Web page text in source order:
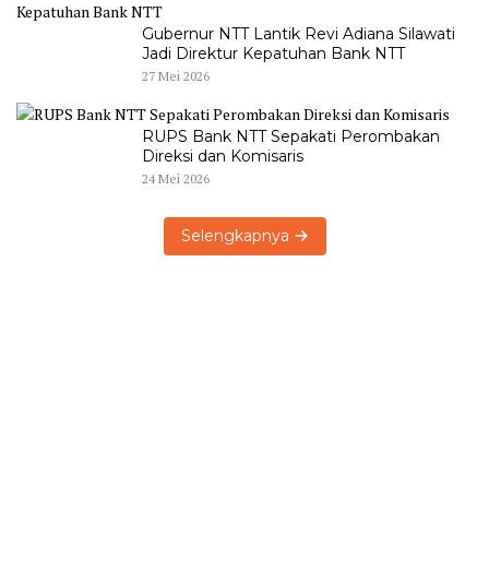
Gubernur NTT Lantik Revi Adiana Silawati
Jadi Direktur Kepatuhan Bank NTT
27 Mei 2026
RUPS Bank NTT Sepakati Perombakan
Direksi dan Komisaris
24 Mei 2026
Selengkapnya